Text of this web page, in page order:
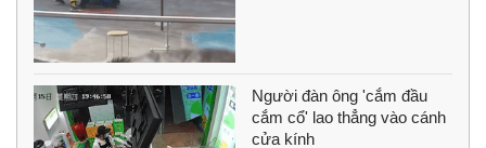
Người đàn ông 'cắm đầu
cắm cổ' lao thẳng vào cánh
cửa kính